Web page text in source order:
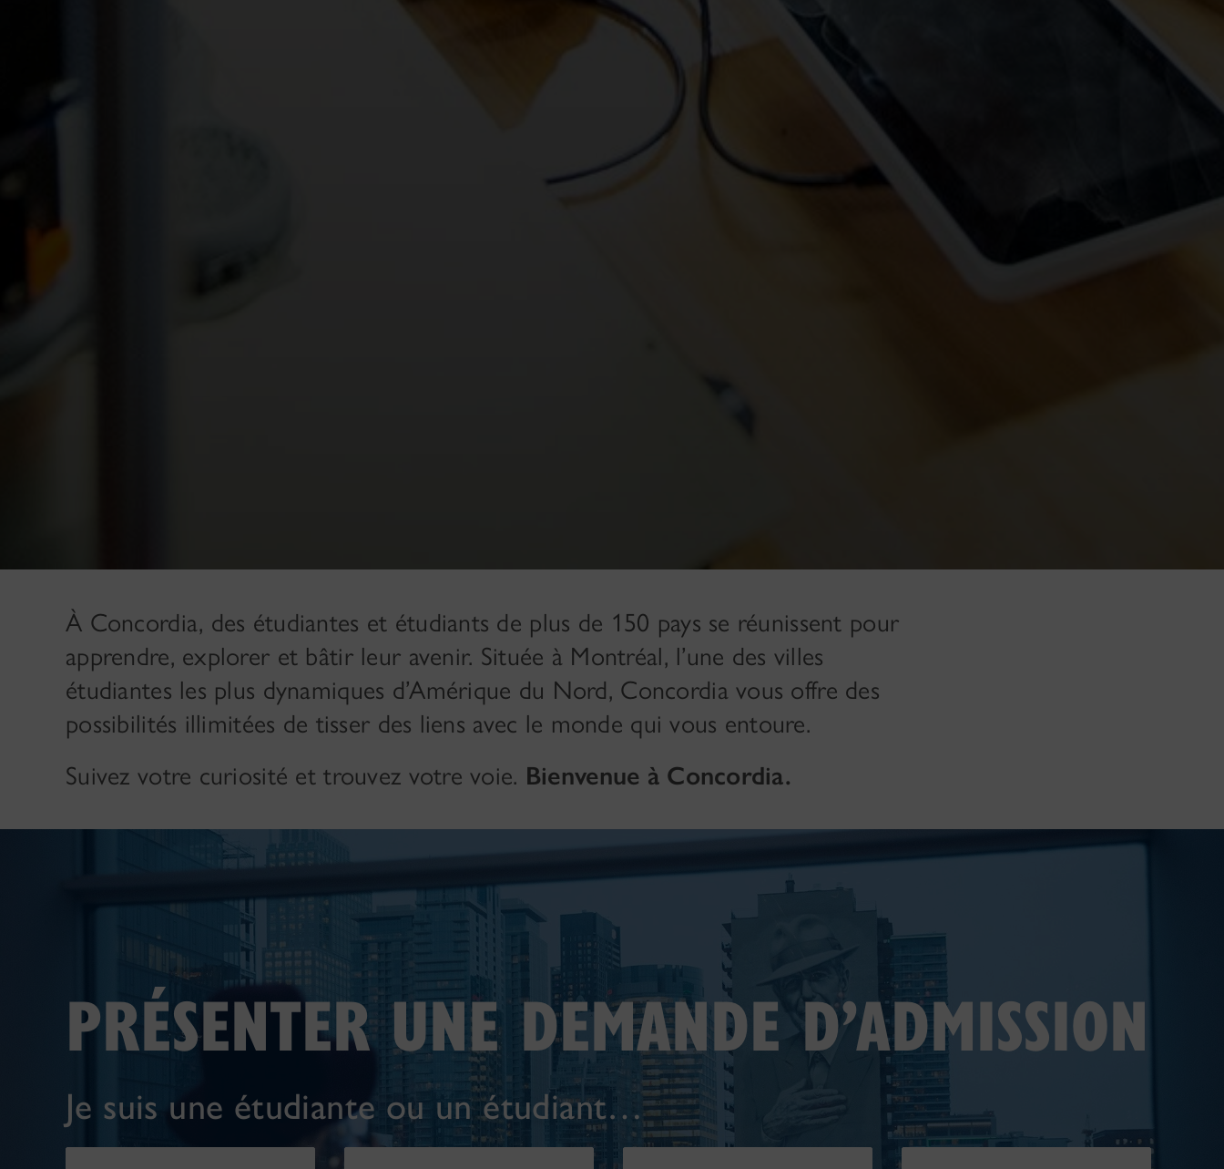
À Concordia, des étudiantes et étudiants de plus de 150 pays se réunissent pour
apprendre, explorer et bâtir leur avenir. Située à Montréal, l’une des villes
étudiantes les plus dynamiques d’Amérique du Nord, Concordia vous offre des
possibilités illimitées de tisser des liens avec le monde qui vous entoure.
Suivez votre curiosité et trouvez votre voie. Bienvenue à Concordia.
PRÉSENTER UNE DEMANDE D’ADMISSION
Je suis une étudiante ou un étudiant…